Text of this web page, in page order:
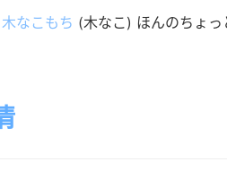
木なこもち (木なこ) ほんのちょっ